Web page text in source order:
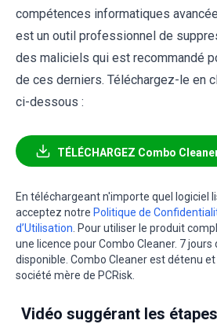
compétences informatiques
est un outil professionnel de
des maliciels qui est recommandé
de ces derniers. Téléchargez-le en
ci-dessous :
TÉLÉCHARGEZ Combo
En téléchargeant n'importe quel logiciel
acceptez notre Politique de
d’Utilisation . Pour utiliser le produit
une licence pour Combo Cleaner. 7 jours
disponible. Combo Cleaner est détenu
société mère de PCRisk.
Vidéo suggérant les